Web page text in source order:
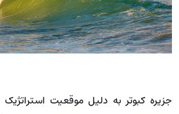
جزیره کبوتر به دلیل موقعیت